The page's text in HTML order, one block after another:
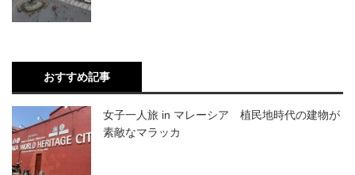
おすすめ記事
女子一人旅 in マレーシア 植民地時代の建物が
素敵なマラッカ